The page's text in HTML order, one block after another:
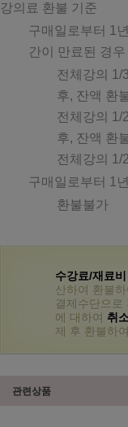
강의료 환불 기준
구매일로부터 1
간이 만료된 경
전체강의 1/
후, 잔액 환
전체강의 1/
후, 잔액 환
전체강의 1/
구매일로부터 1
환불불가
수강료/재료
산하여 환불
결제수단으로
에 대하여 취
제 후 환불하
관련상품